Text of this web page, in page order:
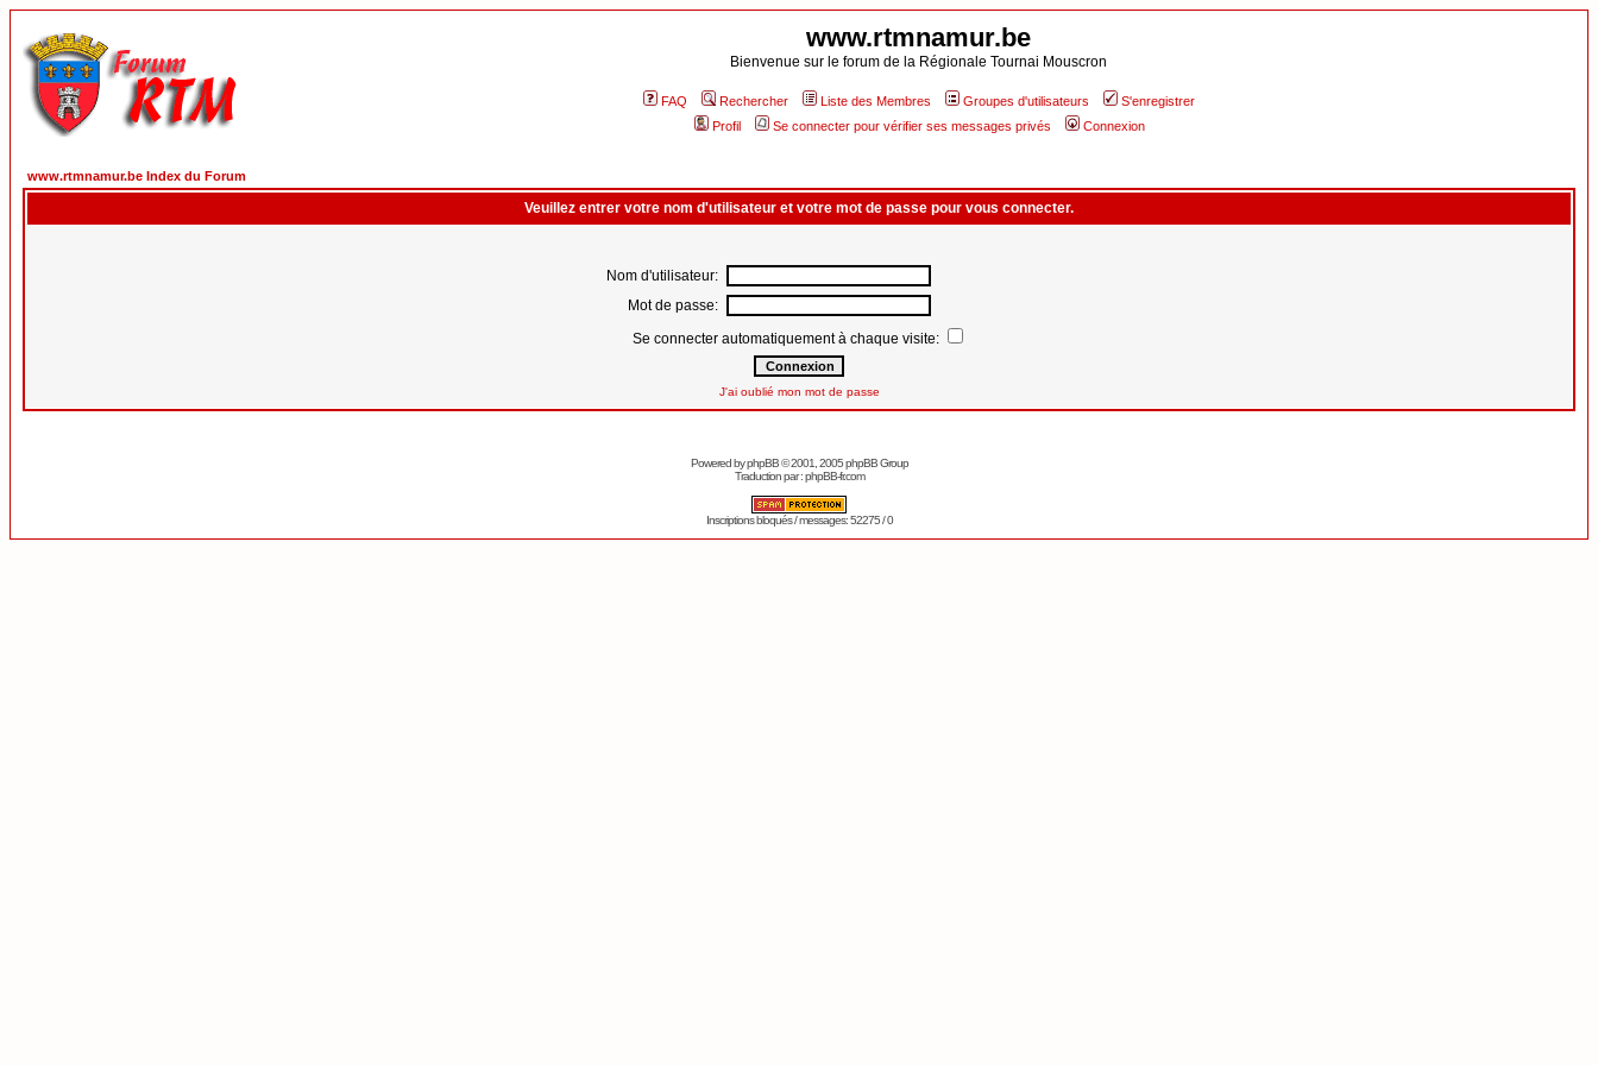
www.rtmnamur.be
Bienvenue sur le forum de la Régionale Tournai Mouscron
FAQ Rechercher Liste des Membres Groupes d'utilisateurs
S'enregistrer
Profil
Se connecter pour vérifier ses messages privés Connexion
www.rtmnamur.be Index du Forum
Veuillez entrer votre nom d'utilisateur et votre mot de passe pour vous connecter.
Nom d'utilisateur:
Mot de passe:
Se connecter automatiquement à chaque visite:
J'ai oublié mon mot de passe
Powered byphpBB© 2001, 2005 phpBB Group
Traduction par :phpBB-fr.com
Inscriptions bloqués / messages: 52275 / 0